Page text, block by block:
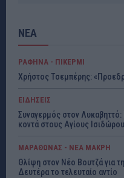
ΝΕΑ
ΡΑΦΗΝΑ - ΠΙΚΕΡΜΙ
Χρήστος Τσεμπέρης:
ΕΙΔΗΣΕΙΣ
Συναγερμός στον
κοντά στους Αγίους
ΜΑΡΑΘΩΝΑΣ - ΝΕΑ ΜΑΚΡΗ
Θλίψη στον Νέο Βουτζά για
Δευτέρα το τελευταίο αντίο